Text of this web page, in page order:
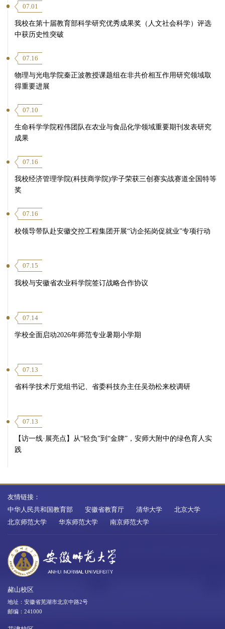
07.01
我校在第十届教育部科学研究优秀成果奖（人文社会科学）评选
中获历史性突破
07.16
物理与光电学院秦正波教授课题组在非共价相互作用研究领域取
得重要进展
07.10
生命科学学院程伟团队在农业与食品化学领域重要期刊发表研究
成果
07.16
我校经济管理学院(科技商学院)学子荣获三创赛实战赛道全国特等
奖
07.16
校领导带队赴安徽交控工程集团开展“访企拓岗促就业”专项行动
07.15
我校与安徽省农业科学院签订战略合作协议
07.14
学校全面启动2026年师范专业暑期小学期
07.13
省科学技术厅党组书记、省委科技办主任吴劲松来校调研
07.13
【访一线·展亮点】从“轻负”到“金牌”，安师大附中的绿色育人实
践
友情链接：
中华人民共和国教育部
安徽省教育厅 清华大学
北京大学
北京师范大学
华东师范大学 南京师范大学
赭山校区
地址：安徽省芜湖市北京中路2号
邮编：241000